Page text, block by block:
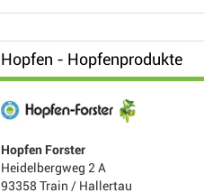
Hopfen - Hopfenprodukte
Hopfen Forster
Heidelbergweg 2 A
93358 Train / Hallertau